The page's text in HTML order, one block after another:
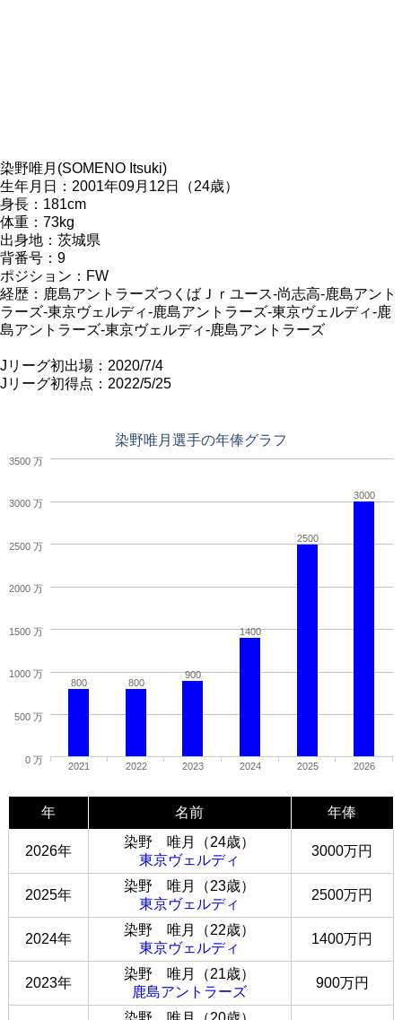
染野唯月(SOMENO Itsuki)
生年月日：2001年09月12日（24歳）
身長：181cm
体重：73kg
出身地：茨城県
背番号：9
ポジション：FW
経歴：鹿島アントラーズつくばＪｒユース-尚志高-鹿島アント
ラーズ-東京ヴェルディ-鹿島アントラーズ-東京ヴェルディ-鹿
島アントラーズ-東京ヴェルディ-鹿島アントラーズ
Jリーグ初出場：2020/7/4
Jリーグ初得点：2022/5/25
染野唯月選手の年俸グラフ
800 800
900
1400
2500
3000
2021 2022 2023 2024 2025 2026
0 万
500 万
1000 万
1500 万
2000 万
2500 万
3000 万
3500 万
年 名前 年俸
2026年
染野 唯月（24歳）
東京ヴェルディ
3000万円
2025年
染野 唯月（23歳）
東京ヴェルディ
2500万円
2024年
染野 唯月（22歳）
東京ヴェルディ
1400万円
2023年
染野 唯月（21歳）
鹿島アントラーズ
900万円